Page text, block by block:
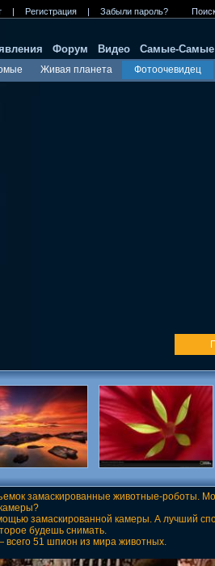
| Регистрация | Забыли пароль?
Живая планета Фотоочевидец
Форум Видео Самые-Самые
замаскированные животные-роботы.
замаскированной камеры. А лучший
будешь снимать.
51 шпион из мира животных.